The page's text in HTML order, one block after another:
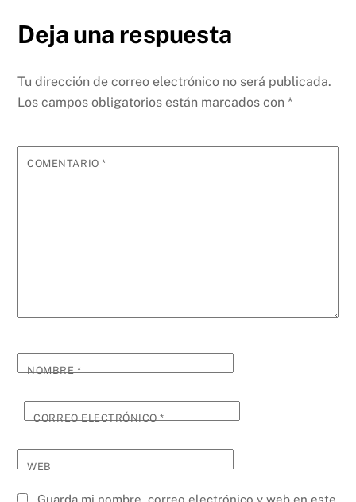
Deja una respuesta
Tu dirección de correo electrónico no será publicada.
Los campos obligatorios están marcados con*
COMENTARIO*
NOMBRE*
CORREO ELECTRÓNICO*
WEB